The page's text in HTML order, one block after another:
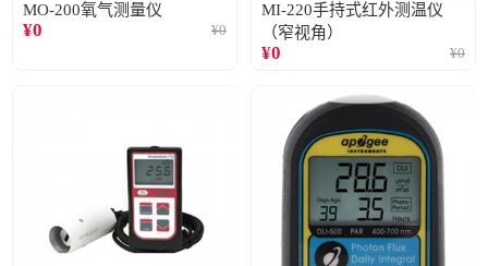
MO-200氧气测量仪
¥0 ¥0
MI-220手持式红外测温仪
（窄视角）
¥0 ¥0